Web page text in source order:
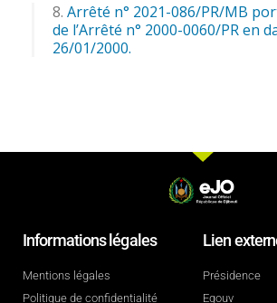
Arrêté n° 2021-086/PR/MB
de l’Arrêté n° 2000-0060/PR en
26/01/2000.
Informations légales
Mentions légales
Politique de confidentialité
Lien
Présidence
Egouv